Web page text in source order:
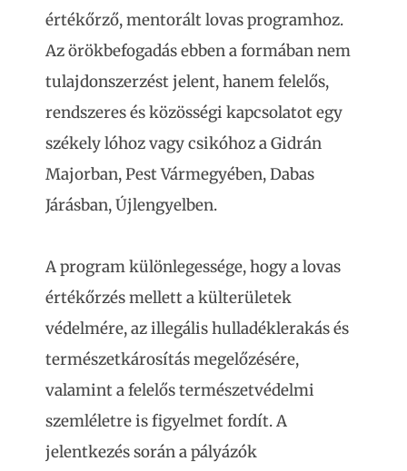
értékőrző, mentorált lovas programhoz.
Az örökbefogadás ebben a formában nem
tulajdonszerzést jelent, hanem felelős,
rendszeres és közösségi kapcsolatot egy
székely lóhoz vagy csikóhoz a Gidrán
Majorban, Pest Vármegyében, Dabas
Járásban, Újlengyelben.
A program különlegessége, hogy a lovas
értékőrzés mellett a külterületek
védelmére, az illegális hulladéklerakás és
természetkárosítás megelőzésére,
valamint a felelős természetvédelmi
szemléletre is figyelmet fordít. A
jelentkezés során a pályázók